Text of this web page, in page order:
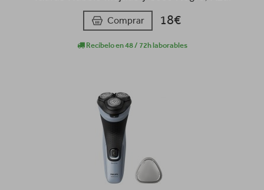
Comprar 18€
Recíbelo en 48 / 72h laborables